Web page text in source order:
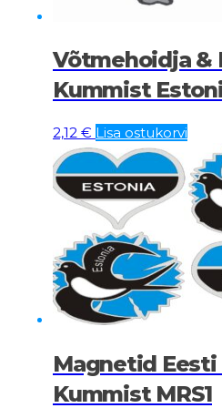
Võtmehoidja &
Kummist
2,12 € Lisa ostukorvi
Magnetid Eesti
Kummist MRS1